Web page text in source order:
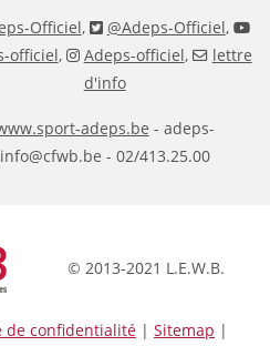
Officiel, @Adeps-Officiel,
officiel, Adeps-officiel,
lettre
d'info
adeps.be - adeps-
info@cfwb.be - 02/413.25.00
© 2013-2021 L.E.W.B.
de confidentialité | Sitemap |